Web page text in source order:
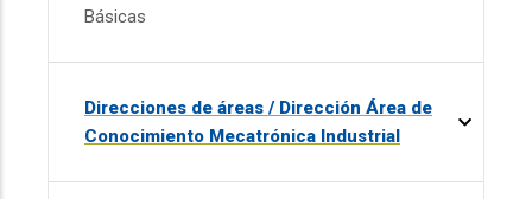
Básicas
Direcciones de áreas / Dirección Área de
Conocimiento Mecatrónica Industrial